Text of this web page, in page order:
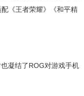
《王者荣耀》《和平精
凝结了ROG对游戏手机